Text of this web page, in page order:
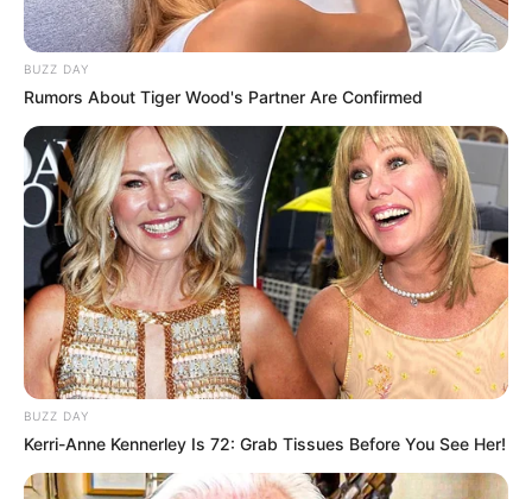
BUZZ DAY
Rumors About Tiger Wood's Partner Are Confirmed
BUZZ DAY
Kerri-Anne Kennerley Is 72: Grab Tissues Before You See Her!